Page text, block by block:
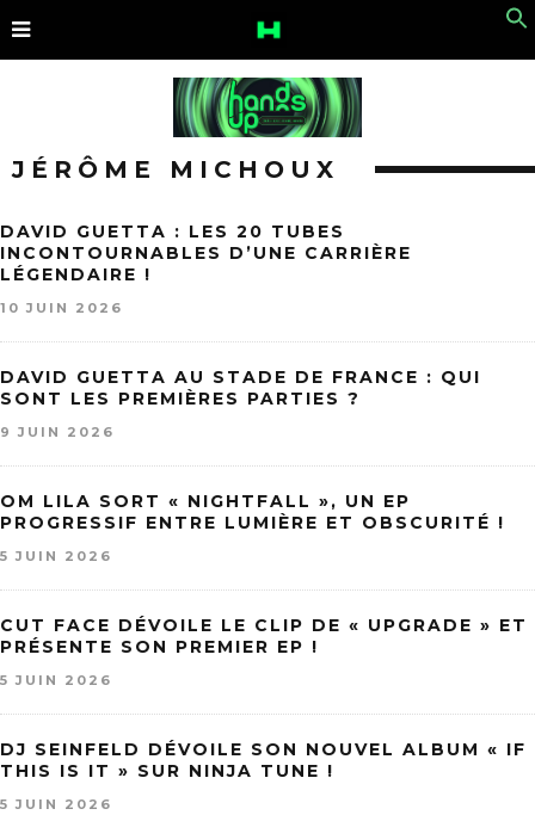
JÉRÔME MICHOUX
DAVID GUETTA : LES 20 TUBES
INCONTOURNABLES D’UNE CARRIÈRE
LÉGENDAIRE !
10 JUIN 2026
DAVID GUETTA AU STADE DE FRANCE : QUI
SONT LES PREMIÈRES PARTIES ?
9 JUIN 2026
OM LILA SORT « NIGHTFALL », UN EP
PROGRESSIF ENTRE LUMIÈRE ET OBSCURITÉ !
5 JUIN 2026
CUT FACE DÉVOILE LE CLIP DE « UPGRADE » ET
PRÉSENTE SON PREMIER EP !
5 JUIN 2026
DJ SEINFELD DÉVOILE SON NOUVEL ALBUM « IF
THIS IS IT » SUR NINJA TUNE !
5 JUIN 2026